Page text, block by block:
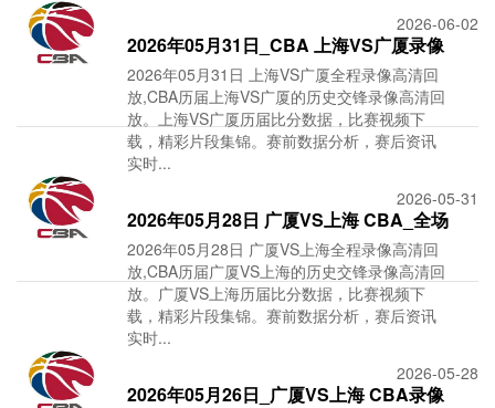
2026-06-02
2026年05月31日_CBA 上海VS广厦录像
_全场录像【
2026年05月31日 上海VS广厦全程录像高清回
放,CBA历届上海VS广厦的历史交锋录像高清回
放。上海VS广厦历届比分数据，比赛视频下
载，精彩片段集锦。赛前数据分析，赛后资讯
实时...
2026-05-31
2026年05月28日 广厦VS上海 CBA_全场
录像【全场
2026年05月28日 广厦VS上海全程录像高清回
放,CBA历届广厦VS上海的历史交锋录像高清回
放。广厦VS上海历届比分数据，比赛视频下
载，精彩片段集锦。赛前数据分析，赛后资讯
实时...
2026-05-28
2026年05月26日_广厦VS上海 CBA录像